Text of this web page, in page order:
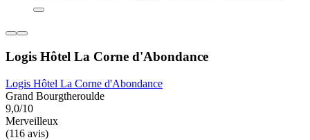
Logis Hôtel La Corne d'Abondance
Logis Hôtel La Corne d'Abondance
Grand Bourgtheroulde
9,0/10
Merveilleux
(116 avis)